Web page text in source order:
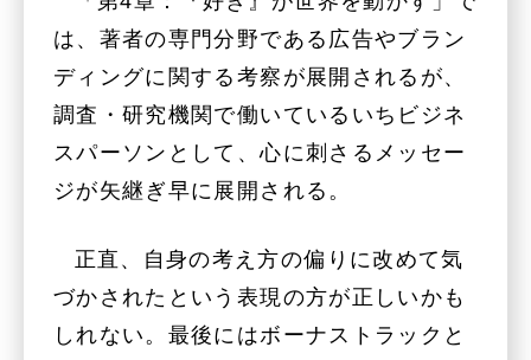
は、著者の専門分野である広告やブラン
ディングに関する考察が展開されるが、
調査・研究機関で働いているいちビジネ
スパーソンとして、心に刺さるメッセー
ジが矢継ぎ早に展開される。
正直、自身の考え方の偏りに改めて気
づかされたという表現の方が正しいかも
しれない。最後にはボーナストラックと